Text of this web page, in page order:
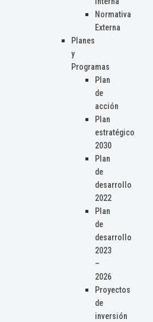
Normativa
Externa
Planes
y
Programas
Plan
de
acción
Plan
estratégico
2030
Plan
de
desarrollo
2022
Plan
de
desarrollo
2023
–
2026
Proyectos
de
inversión